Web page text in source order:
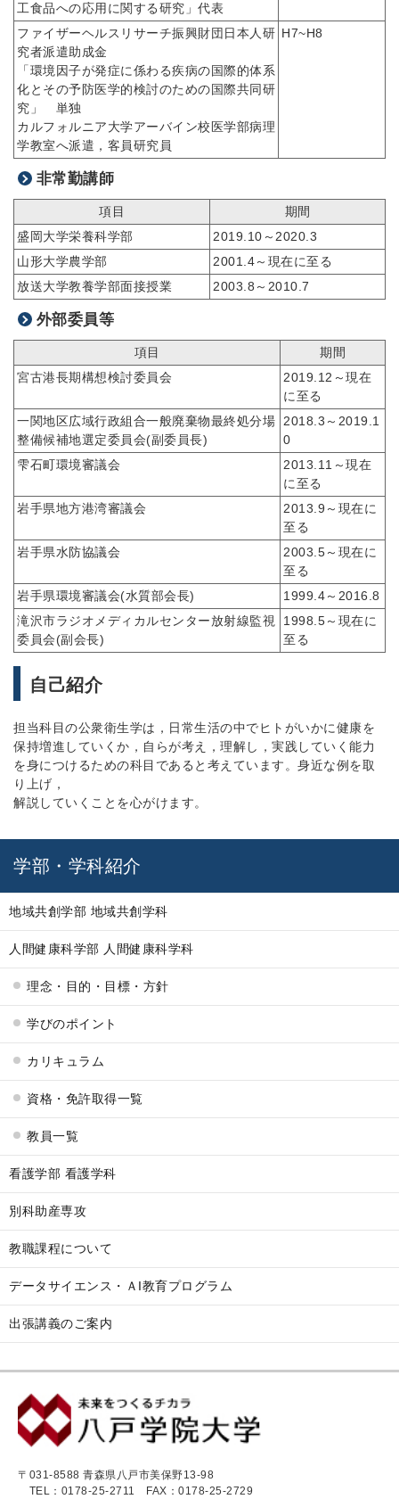
工食品への応用に関する研究」代表
ファイザーヘルスリサーチ振興財団日本人研
究者派遣助成金
「環境因子が発症に係わる疾病の国際的体系
化とその予防医学的検討のための国際共同研
究」 単独
カルフォルニア大学アーバイン校医学部病理
学教室へ派遣，客員研究員
H7~H8
非常勤講師
項目
期間
盛岡大学栄養科学部
2019.10～2020.3
山形大学農学部
2001.4～現在に至る
放送大学教養学部面接授業
2003.8～2010.7
外部委員等
項目
期間
宮古港長期構想検討委員会
2019.12～現在
に至る
一関地区広域行政組合一般廃棄物最終処分場
整備候補地選定委員会(副委員長)
2018.3～2019.1
0
雫石町環境審議会
2013.11～現在
に至る
岩手県地方港湾審議会
2013.9～現在に
至る
岩手県水防協議会
2003.5～現在に
至る
岩手県環境審議会(水質部会長)
1999.4～2016.8
滝沢市ラジオメディカルセンター放射線監視
委員会(副会長)
1998.5～現在に
至る
自己紹介
担当科目の公衆衛生学は，日常生活の中でヒトがいかに健康を
保持増進していくか，自らが考え，理解し，実践していく能力
を身につけるための科目であると考えています。身近な例を取
り上げ，
解説していくことを心がけます。
学部・学科紹介
地域共創学部 地域共創学科
人間健康科学部 人間健康科学科
理念・目的・目標・方針
学びのポイント
カリキュラム
資格・免許取得一覧
教員一覧
看護学部 看護学科
別科助産専攻
教職課程について
データサイエンス・ＡI教育プログラム
出張講義のご案内
〒031-8588 青森県八戸市美保野13-98
TEL：0178-25-2711
FAX：0178-25-2729